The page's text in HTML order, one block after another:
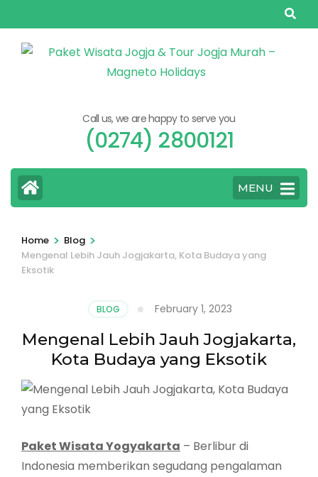
to
content
Call us, we are happy to serve you
(0274) 2800121
MENU
Home > Blog >
Mengenal Lebih Jauh Jogjakarta, Kota Budaya yang
Eksotik
BLOG February 1, 2023
Mengenal Lebih Jauh Jogjakarta,
Kota Budaya yang Eksotik
Paket Wisata Yogyakarta – Berlibur di
Indonesia memberikan segudang pengalaman